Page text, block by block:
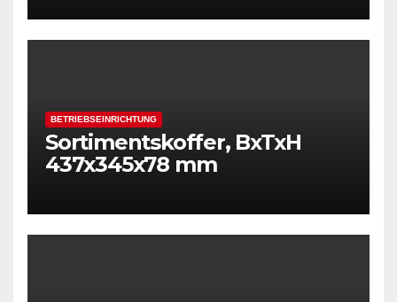
BETRIEBSEINRICHTUNG
Sortimentskoffer, BxTxH
437x345x78 mm